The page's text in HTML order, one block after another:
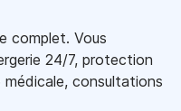
complet. Vous
24/7, protection
consultations